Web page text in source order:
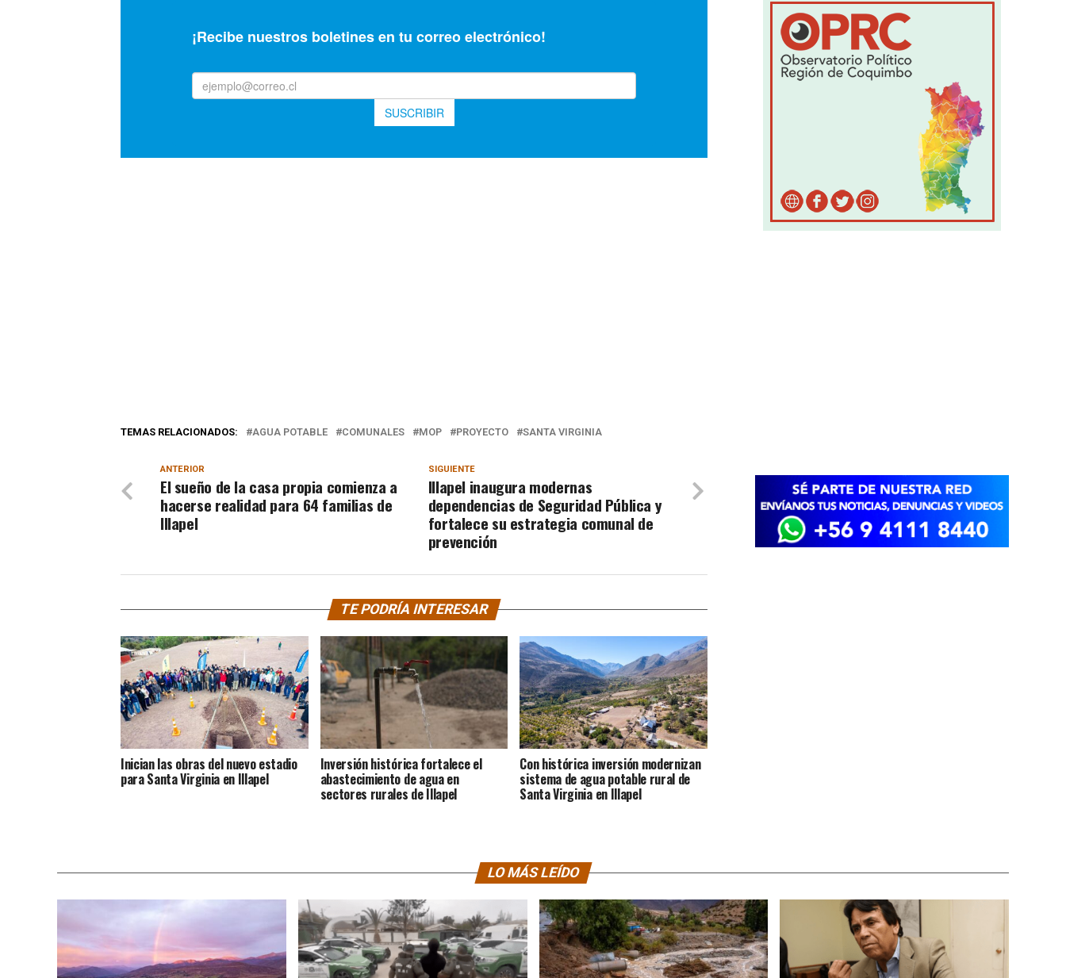
TEMAS RELACIONADOS: AGUA POTABLE COMUNALES MOP PROYECTO SANTA VIRGINIA
SIGUIENTE
Illapel inaugura modernas
dependencias de Seguridad Pública y
fortalece su estrategia comunal de
prevención
ANTERIOR
El sueño de la casa propia comienza a
hacerse realidad para 64 familias de
Illapel
TE PODRÍA INTERESAR
Inician las obras del nuevo estadio
para Santa Virginia en Illapel
Inversión histórica fortalece el
abastecimiento de agua en
sectores rurales de Illapel
Con histórica inversión modernizan
sistema de agua potable rural de
Santa Virginia en Illapel
LO MÁS LEÍDO